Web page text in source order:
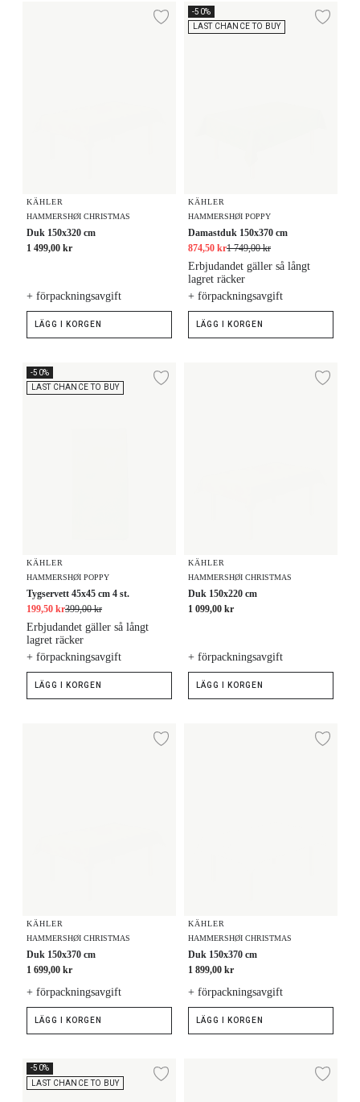
Lägg till i önskelista
KÄHLER
HAMMERSHØI CHRISTMAS
Duk 150x320 cm
1 499,00 kr
+ förpackningsavgift
LÄGG I KORGEN
Damastduk 150x370 cm
-50%
LAST CHANCE TO BUY
KÄHLER
HAMMERSHØI POPPY
Damastduk 150x370 cm
874,50 kr1 749,00 kr
+ förpackningsavgift
Erbjudandet gäller så långt
lagret räcker
LÄGG I KORGEN
Tygservett 45x45 cm 4 st.
-50%
LAST CHANCE TO BUY
Lägg till i önskelista
KÄHLER
HAMMERSHØI POPPY
Tygservett 45x45 cm 4 st.
199,50 kr399,00 kr
+ förpackningsavgift
Erbjudandet gäller så långt
lagret räcker
LÄGG I KORGEN
KÄHLER
HAMMERSHØI CHRISTMAS
Duk 150x220 cm
1 099,00 kr
+ förpackningsavgift
LÄGG I KORGEN
Lägg till i önskelista
KÄHLER
HAMMERSHØI CHRISTMAS
Duk 150x370 cm
1 699,00 kr
+ förpackningsavgift
LÄGG I KORGEN
KÄHLER
HAMMERSHØI CHRISTMAS
Duk 150x370 cm
1 899,00 kr
+ förpackningsavgift
LÄGG I KORGEN
Damastduk 150x320 cm
-50%
LAST CHANCE TO BUY
Lägg till i önskelista